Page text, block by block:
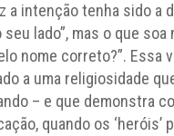
a intenção tenha sido a
lado”, mas o que soa
nome correto?”. Essa
a uma religiosidade
– e que demonstra
quando os ‘heróis’